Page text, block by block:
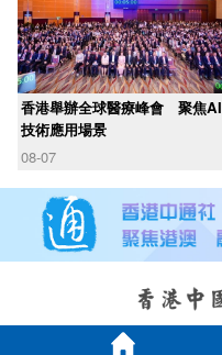
香港舉辦全球醫療峰會 聚焦AI
技術應用場景
08-07